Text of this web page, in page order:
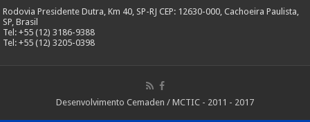
Rodovia Presidente Dutra, Km 40, SP-RJ CEP: 12630-000, Cachoeira Paulista,
SP, Brasil
Tel: +55 (12) 3186-9388
Tel: +55 (12) 3205-0398
Desenvolvimento Cemaden / MCTIC - 2011 - 2017